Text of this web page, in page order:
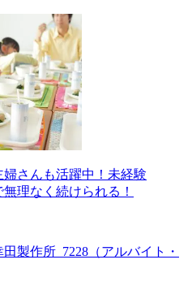
さんも活躍中！未経験
理なく続けられる！
製作所_7228（アルバイト・